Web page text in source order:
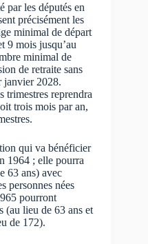
par les députés en
précisément les
minimal de départ
9 mois jusqu’au
minimal de
de retraite sans
janvier 2028.
trimestres reprendra
trois mois par an,
qui va bénéficier
1964 ; elle pourra
63 ans) avec
personnes nées
pourront
(au lieu de 63 ans et
de 172).